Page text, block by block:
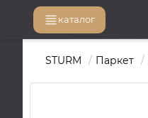
каталог
STURM Паркет